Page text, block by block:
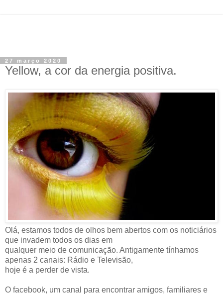
27 março 2020
Yellow, a cor da energia positiva.
Olá, estamos todos de olhos bem abertos com os noticiários
que invadem todos os dias em
qualquer meio de comunicação. Antigamente tínhamos
apenas 2 canais: Rádio e Televisão,
hoje é a perder de vista.
O facebook, um canal para encontrar amigos, familiares e